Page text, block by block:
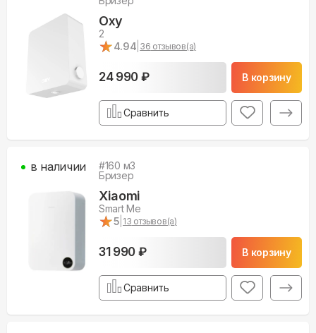
Oxy
2
★
★4.94 36 отзывов(а)
24 990 ₽ В корзину
Сравнить
#160 м3
Бризер
Xiaomi
Smart Me
★
★5 13 отзывов(а)
31 990 ₽ В корзину
в наличии
Сравнить